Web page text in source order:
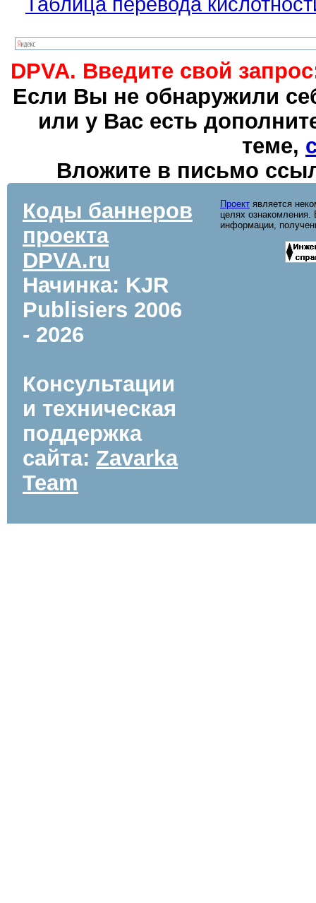
DPVA. Введите свой
Если Вы не обнаружили
или у Вас есть
теме,
Вложите в письмо
Коды баннеров
проекта
DPVA.ru
Начинка: KJR
Publisiers 2006
- 2026
Консультации
и техническая
поддержка
сайта: Zavarka
Team
Проект является
целях ознакомления.
информации,